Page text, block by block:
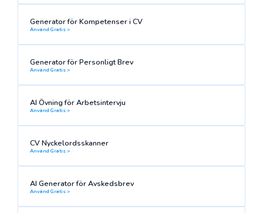
Generator för Kompetenser i CV
Använd Gratis >
Generator för Personligt Brev
Använd Gratis >
AI Övning för Arbetsintervju
Använd Gratis >
CV Nyckelordsskanner
Använd Gratis >
AI Generator för Avskedsbrev
Använd Gratis >